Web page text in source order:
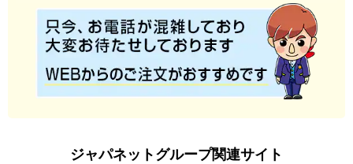
ジャパネットグループ関連サイト